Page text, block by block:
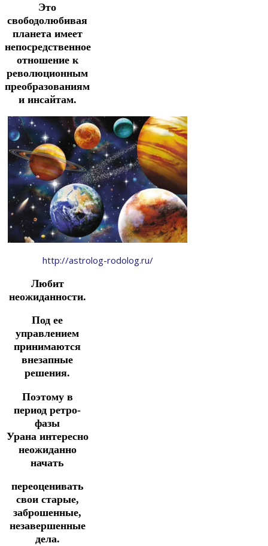
Это
свободолюбивая
планета имеет
непосредственное
отношение к
революционным
преобразованиям
и инсайтам.
http://astrolog-rodolog.ru/
Любит
неожиданности.
Под ее
управлением
принимаются
внезапные
решения.
Поэтому в
период ретро-
фазы
Урана интересно
неожиданно
начать
переоценивать
свои старые,
заброшенные,
незавершенные
дела.